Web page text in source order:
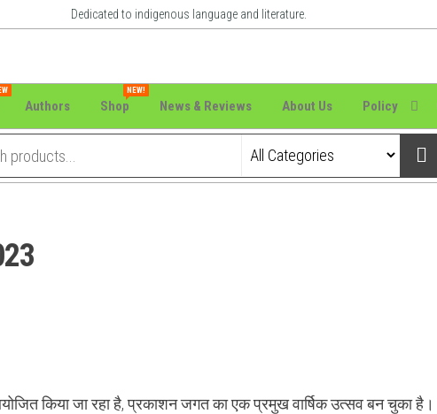
Dedicated to indigenous language and literature.
Authors Shop
NEW!
News & Reviews About Us Policy
किया जा रहा है, प्रकाशन जगत का एक प्रमुख वार्षिक उत्सव बन चुका है।